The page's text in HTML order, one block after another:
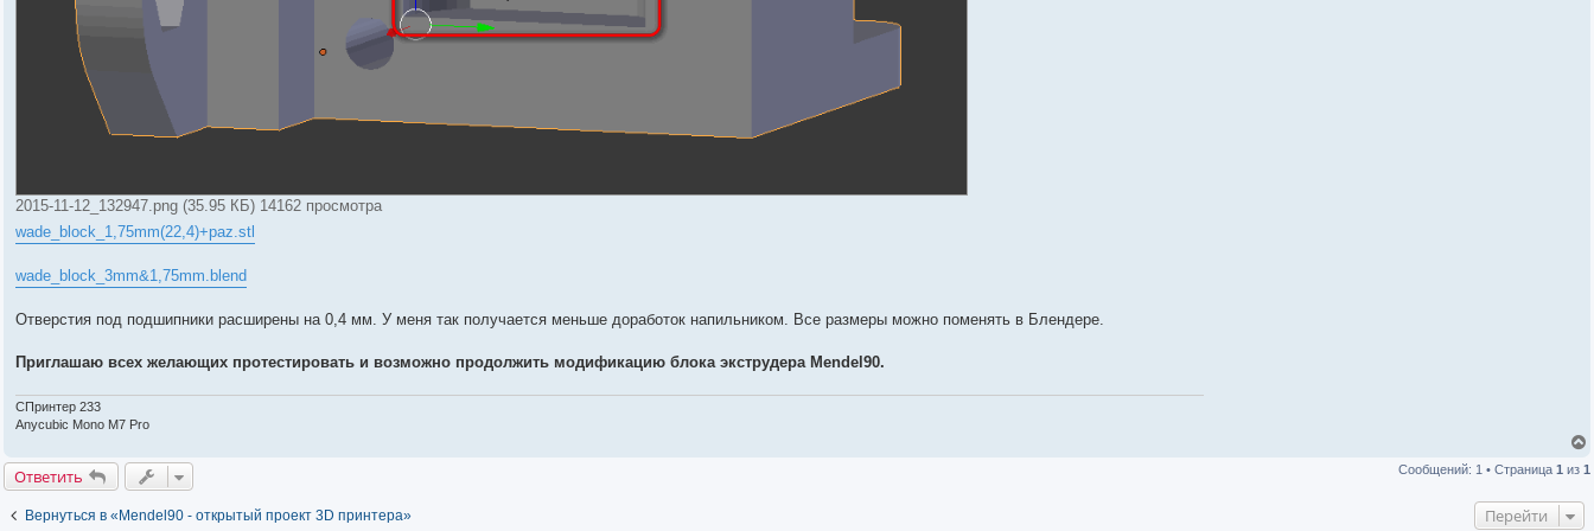
2015-11-12_132947.png (35.95 КБ) 14162 просмотра
wade_block_1,75mm(22,4)+paz.stl
wade_block_3mm&1,75mm.blend
Отверстия под подшипники расширены на 0,4 мм. У меня так получается меньше доработок напильником. Все размеры можно поменять в Блендере.
Приглашаю всех желающих протестировать и возможно продолжить модификацию блока экструдера Mendel90.
СПринтер 233
Anycubic Mono M7 Pro
Ответить Сообщений: 1 • Страница 1 из 1
Вернуться в «Mendel90 - открытый проект 3D принтера» Перейти